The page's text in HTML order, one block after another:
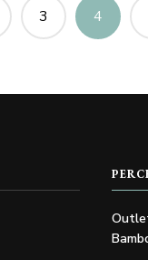
€598.00
a
3 4